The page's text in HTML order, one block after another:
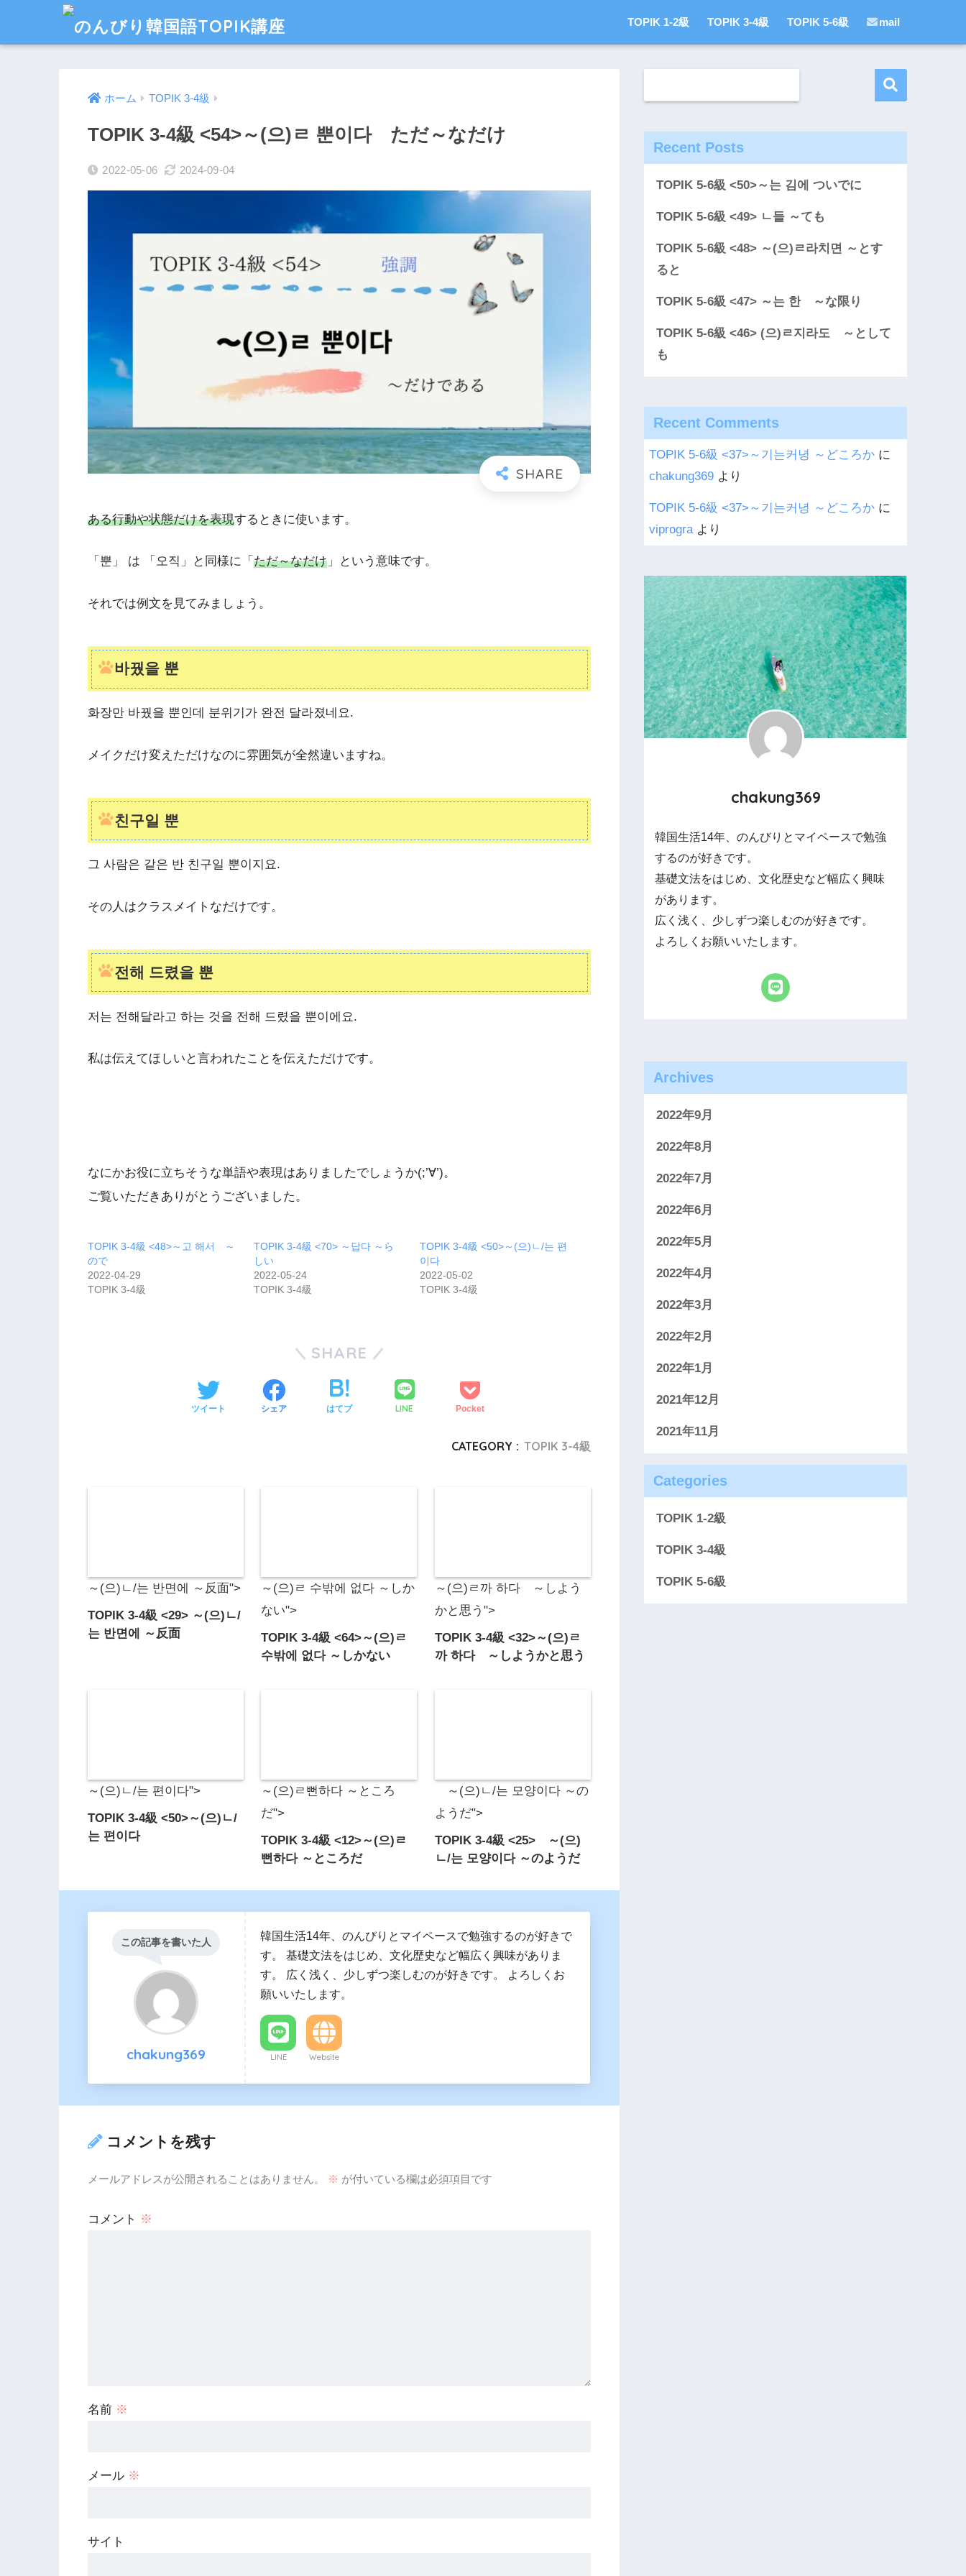
TOPIK 1-2級 TOPIK 3-4級 TOPIK 5-6級 mail
ホーム TOPIK 3-4級
TOPIK 3-4級 <54>～(으)ㄹ 뿐이다 ただ～なだけ
2022-05-06 2024-09-04
ある行動や状態だけを表現するときに使います。
「뿐」 は 「오직」と同様に「 ただ～なだけ 」という意味です。
それでは例文を見てみましょう。
바꿨을 뿐
화장만 바꿨을 뿐인데 분위기가 완전 달라졌네요.
メイクだけ変えただけなのに雰囲気が全然違いますね。
친구일 뿐
그 사람은 같은 반 친구일 뿐이지요.
その人はクラスメイトなだけです。
전해 드렸을 뿐
저는 전해달라고 하는 것을 전해 드렸을 뿐이에요.
私は伝えてほしいと言われたことを伝えただけです。
なにかお役に立ちそうな単語や表現はありましたでしょうか(;’∀’)。
ご覧いただきありがとうございました。
TOPIK 3-4級 <48>～고 해서 ～
ので
2022-04-29
TOPIK 3-4級
TOPIK 3-4級 <70> ～답다 ～ら
しい
2022-05-24
TOPIK 3-4級
TOPIK 3-4級 <50>～(으)ㄴ/는 편
이다
2022-05-02
TOPIK 3-4級
SHARE
ツイート シェア はてブ LINE Pocket
CATEGORY : TOPIK 3-4級
～(으)ㄴ/는 반면에 ～反面">
TOPIK 3-4級 <29> ～(으)ㄴ/
는 반면에 ～反面
～(으)ㄹ 수밖에 없다 ～しか
ない">
TOPIK 3-4級 <64>～(으)ㄹ
수밖에 없다 ～しかない
～(으)ㄹ까 하다 ～しよう
かと思う">
TOPIK 3-4級 <32>～(으)ㄹ
까 하다 ～しようかと思う
～(으)ㄴ/는 편이다">
TOPIK 3-4級 <50>～(으)ㄴ/
는 편이다
～(으)ㄹ뻔하다 ～ところ
だ">
TOPIK 3-4級 <12>～(으)ㄹ
뻔하다 ～ところだ
～(으)ㄴ/는 모양이다 ～の
ようだ">
TOPIK 3-4級 <25> ～(으)
ㄴ/는 모양이다 ～のようだ
この記事を書いた人
chakung369
韓国生活14年、のんびりとマイペースで勉強するのが好きで
す。 基礎文法をはじめ、文化歴史など幅広く興味がありま
す。 広く浅く、少しずつ楽しむのが好きです。 よろしくお
願いいたします。
LINE Website
コメントを残す
メールアドレスが公開されることはありません。 ※ が付いている欄は必須項目です
コメント ※
名前 ※
メール ※
サイト
Recent Posts
TOPIK 5-6級 <50>～는 김에 ついでに
TOPIK 5-6級 <49> ㄴ들 ～ても
TOPIK 5-6級 <48> ～(으)ㄹ라치면 ～とす
ると
TOPIK 5-6級 <47> ～는 한 ～な限り
TOPIK 5-6級 <46> (으)ㄹ지라도 ～として
も
Recent Comments
TOPIK 5-6級 <37>～기는커녕 ～どころか に
chakung369 より
TOPIK 5-6級 <37>～기는커녕 ～どころか に
viprograより
chakung369
韓国生活14年、のんびりとマイペースで勉強
するのが好きです。
基礎文法をはじめ、文化歴史など幅広く興味
があります。
広く浅く、少しずつ楽しむのが好きです。
よろしくお願いいたします。
Archives
2022年9月
2022年8月
2022年7月
2022年6月
2022年5月
2022年4月
2022年3月
2022年2月
2022年1月
2021年12月
2021年11月
Categories
TOPIK 1-2級
TOPIK 3-4級
TOPIK 5-6級